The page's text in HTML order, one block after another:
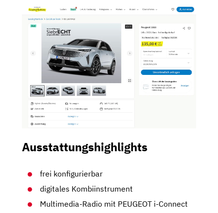
Ausstattungshighlights
frei konfigurierbar
digitales Kombiinstrument
Multimedia-Radio mit PEUGEOT i-Connect